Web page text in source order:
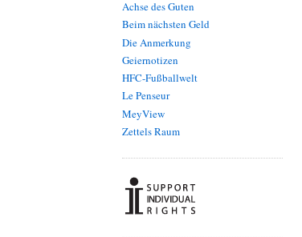
Achse des Guten
Beim nächsten Geld
Die Anmerkung
Geiernotizen
HFC-Fußballwelt
Le Penseur
MeyView
Zettels Raum